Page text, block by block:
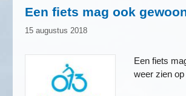
Een fiets mag ook
15 augustus 2018
Een fiets
weer zien